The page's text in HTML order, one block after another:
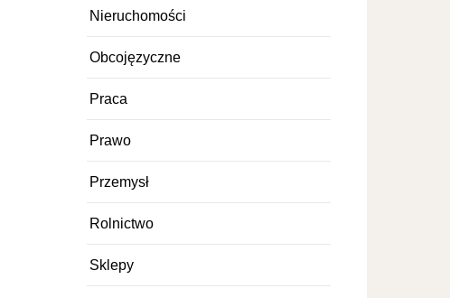
Nieruchomości
Obcojęzyczne
Praca
Prawo
Przemysł
Rolnictwo
Sklepy